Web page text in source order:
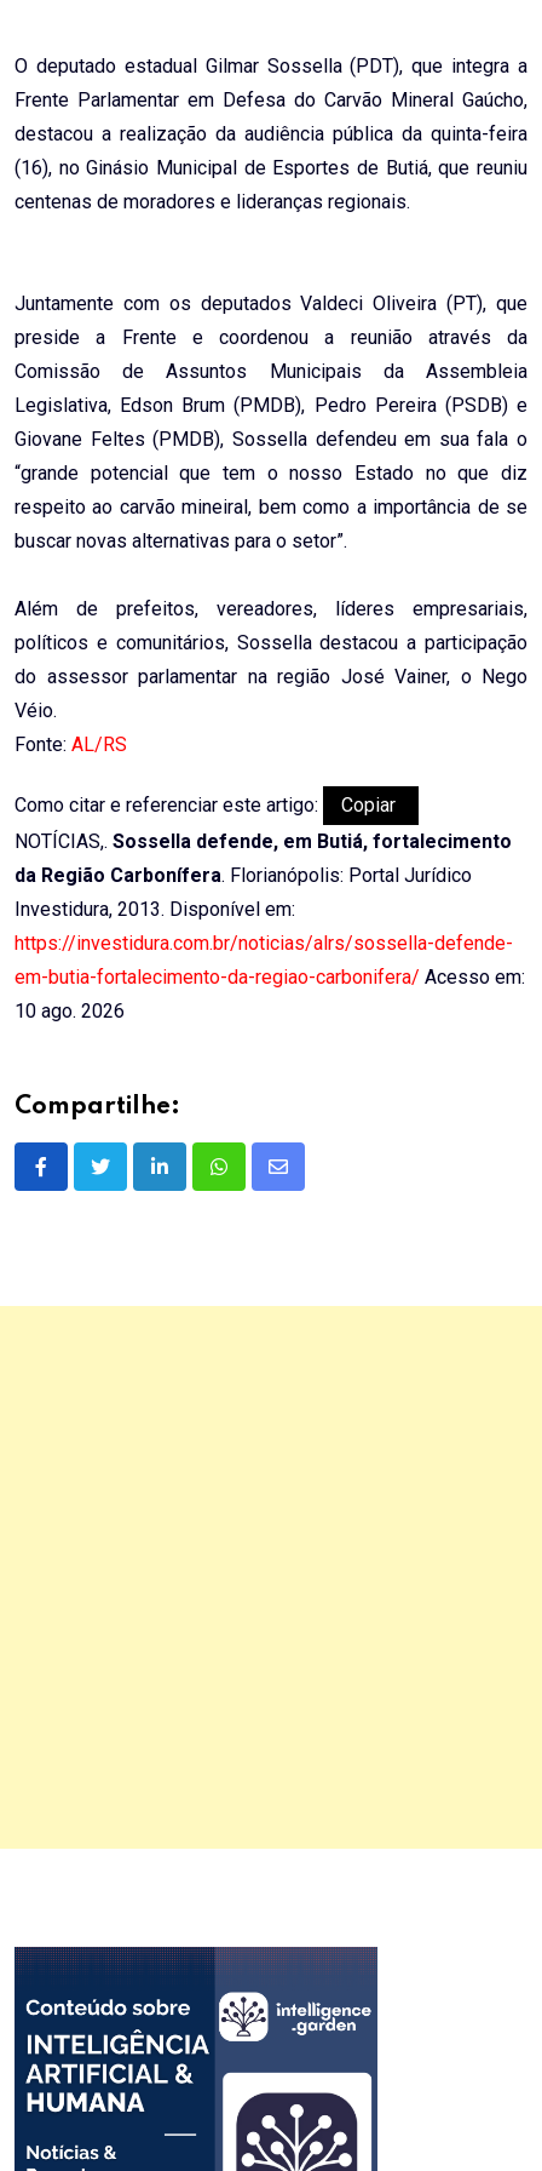
O deputado estadual Gilmar Sossella (PDT), que integra a
Frente Parlamentar em Defesa do Carvão Mineral Gaúcho,
destacou a realização da audiência pública da quinta-feira
(16), no Ginásio Municipal de Esportes de Butiá, que reuniu
centenas de moradores e lideranças regionais.
Juntamente com os deputados Valdeci Oliveira (PT), que
preside a Frente e coordenou a reunião através da
Comissão de Assuntos Municipais da Assembleia
Legislativa, Edson Brum (PMDB), Pedro Pereira (PSDB) e
Giovane Feltes (PMDB), Sossella defendeu em sua fala o
“grande potencial que tem o nosso Estado no que diz
respeito ao carvão mineiral, bem como a importância de se
buscar novas alternativas para o setor”.
Além de prefeitos, vereadores, líderes empresariais,
políticos e comunitários, Sossella destacou a participação
do assessor parlamentar na região José Vainer, o Nego
Véio.
Fonte: AL/RS
Como citar e referenciar este artigo:
Copiar
NOTÍCIAS,. Sossella defende, em Butiá, fortalecimento
da Região Carbonífera. Florianópolis: Portal Jurídico
Investidura, 2013. Disponível em:
https://investidura.com.br/noticias/alrs/sossella-defende-
em-butia-fortalecimento-da-regiao-carbonifera/ Acesso em:
10 ago. 2026
Compartilhe:
LinkedInWhatsappShare